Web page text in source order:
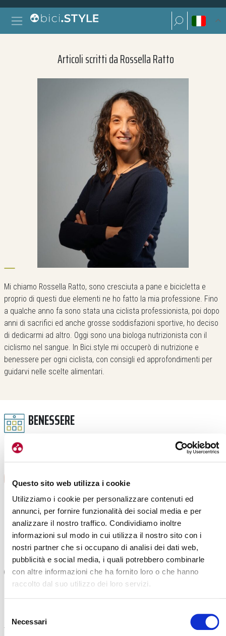
Questo sito web utilizza i cookie
Utilizziamo i cookie per personalizzare contenuti ed
annunci, per fornire funzionalità dei social media e per
analizzare il nostro traffico. Condividiamo inoltre
informazioni sul modo in cui utilizza il nostro sito con i
nostri partner che si occupano di analisi dei dati web,
pubblicità e social media, i quali potrebbero combinarle
con altre informazioni che ha fornito loro o che hanno
raccolto dal suo utilizzo dei loro servizi.
delNecessari
Vai al contenuto
Navigazione principale
Ricerca per:
Ricerca per:
Articoli scritti da Rossella Ratto
Mi chiamo Rossella Ratto, sono cresciuta a pane e bicicletta e
proprio di questi due elementi ne ho fatto la mia professione. Fino
a qualche anno fa sono stata una ciclista professionista, poi dopo
anni di sacrifici ed anche grosse soddisfazioni sportive, ho deciso
di dedicarmi ad altro. Oggi sono una biologa nutrizionista con il
ciclismo nel sangue. In Bici.style mi occuperò di nutrizione e
benessere per ogni ciclista, con consigli ed approfondimenti per
guidarvi nelle scelte alimentari.
BENESSERE
LEGGI TUTTI GLI ARTICOLI
ALIMENTAZIONE |28-03-2026
CRAMPI INTESTINALI E SPORT: LA SOMMA DI
ERRORI DIVERSI
Idratazione. Troppe fibre prima di fare sport. Allenamento
troppo spinto a digiuno. Stress. I crampi intestinali per lo
AL
La
Ciascuna